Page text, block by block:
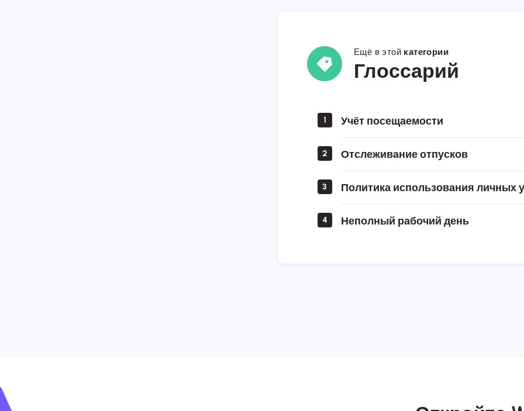
Ещё в этой категории
Глоссарий
Глоссарий
1 Учёт посещаемости
2 Отслеживание отпусков
3 Политика использования личных
4 Неполный рабочий день